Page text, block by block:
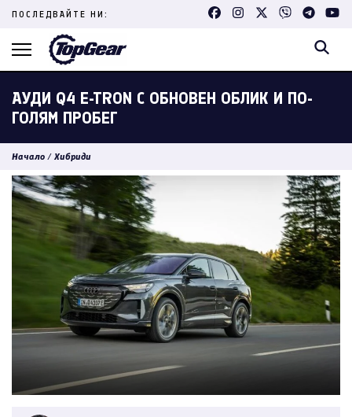
Skip
content
ПОСЛЕДВАЙТЕ НИ:
АУДИ Q4 E-TRON С ОБНОВЕН ОБЛИК И ПО-
ГОЛЯМ ПРОБЕГ
Начало / Хибриди